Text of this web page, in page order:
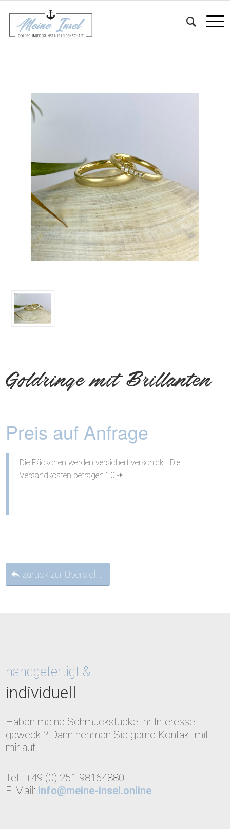
Goldringe mit Brillanten
Preis auf Anfrage
Die Päckchen werden versichert verschickt. Die
Versandkosten betragen 10,-€.
zurück zur Übersicht
handgefertigt &
individuell
Haben meine Schmuckstücke Ihr Interesse
geweckt? Dann nehmen Sie gerne Kontakt mit
mir auf.
Tel.: +49 (0) 251 98164880
E-Mail: info@meine-insel.online